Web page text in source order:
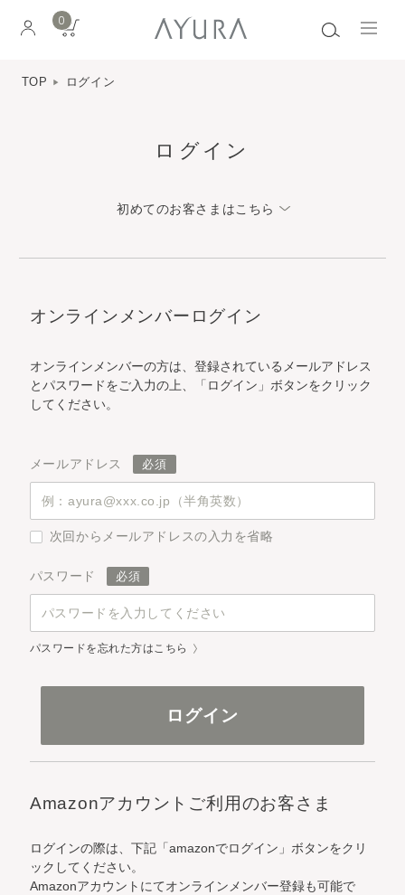
0
TOP ログイン
ログイン
初めてのお客さまはこちら
オンラインメンバーログイン
オンラインメンバーの方は、登録されているメールアドレス
とパスワードをご入力の上、「ログイン」ボタンをクリック
してください。
メールアドレス
次回からメールアドレスの入力を省略
パスワード
パスワードを忘れた方はこちら
Amazonアカウントご利用のお客さま
ログインの際は、下記「amazonでログイン」ボタンをクリ
ックしてください。
Amazonアカウントにてオンラインメンバー登録も可能で